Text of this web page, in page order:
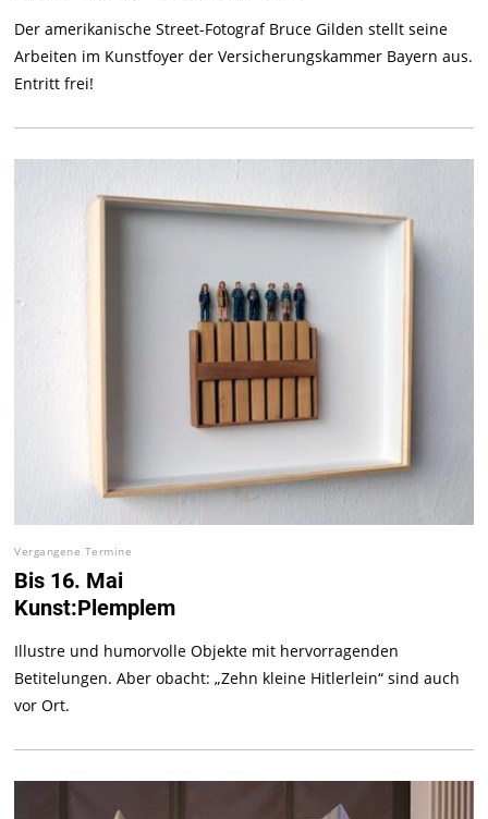
Der amerikanische Street-Fotograf Bruce Gilden stellt seine
Arbeiten im Kunstfoyer der Versicherungskammer Bayern aus.
Entritt frei!
Vergangene Termine
Bis 16. Mai
Kunst:Plemplem
Illustre und humorvolle Objekte mit hervorragenden
Betitelungen. Aber obacht: „Zehn kleine Hitlerlein“ sind auch
vor Ort.